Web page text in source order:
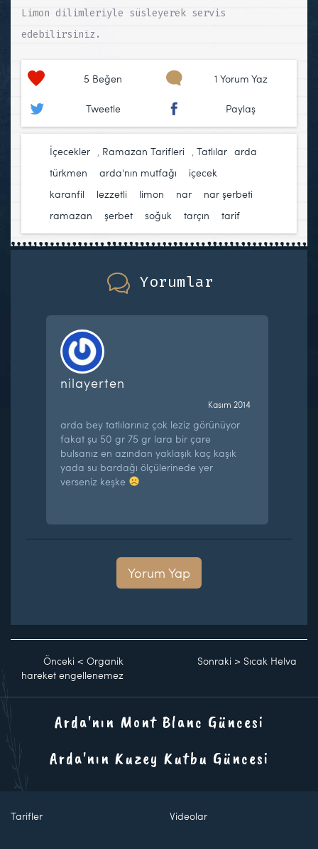
Limon dilimleriyle süsleyerek servis
edebilirsiniz.
5 Beğen 1 Yorum Yaz
Tweetle Paylaş
İçecekler , Ramazan Tarifleri , Tatlılar arda
türkmen
arda'nın mutfağı içecek
karanfil
lezzetli limon nar nar şerbeti
ramazan
şerbet soğuk tarçın tarif
Yorumlar
nilayerten
Kasım 2014
arda bey tatlılarınız çok leziz görünüyor
fakat şu 50 gr 75 gr lara bir çare
bulsanız en azından yaklaşık kaç kaşık
yada su bardağı ölçülerinede yer
verseniz keşke
Yorum Yap
Önceki < Organik
hareket engellenemez
Sonraki >Sıcak Helva
Arda'nın Mont Blanc Güncesi
Arda'nın Kuzey Kutbu Güncesi
Tarifler Videolar